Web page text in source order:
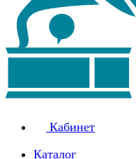
Кабинет
Каталог